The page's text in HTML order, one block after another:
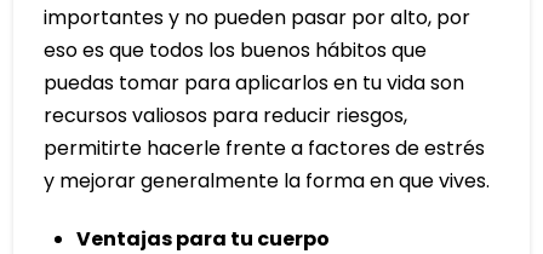
importantes y no pueden pasar por alto, por
eso es que todos los buenos hábitos que
puedas tomar para aplicarlos en tu vida son
recursos valiosos para reducir riesgos,
permitirte hacerle frente a factores de estrés
y mejorar generalmente la forma en que vives.
Ventajas para tu cuerpo